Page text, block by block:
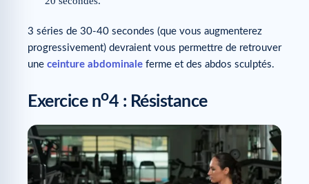
3 séries de 30-40 secondes (que vous augmenterez
progressivement) devraient vous permettre de retrouver
une ceinture abdominale ferme et des abdos sculptés.
Exercice no4 : Résistance